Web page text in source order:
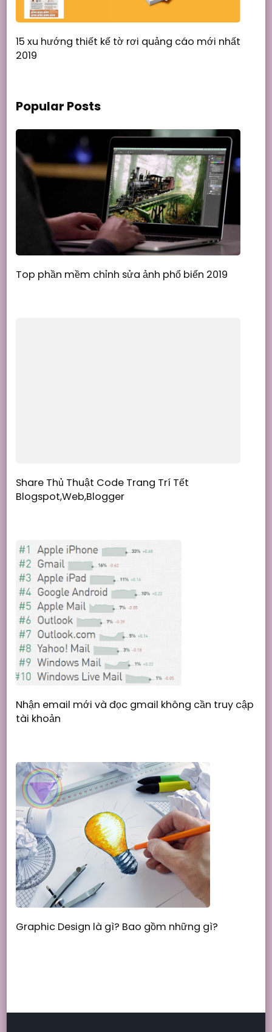
15 xu hướng thiết kế tờ rơi quảng cáo mới nhất
2019
Popular Posts
Top phần mềm chỉnh sửa ảnh phổ biến 2019
Share Thủ Thuật Code Trang Trí Tết
Blogspot,Web,Blogger
Nhận email mới và đọc gmail không cần truy cập
tài khoản
Graphic Design là gì? Bao gồm những gì?